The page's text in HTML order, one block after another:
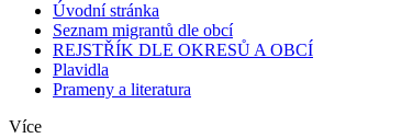
Úvodní stránka
Seznam migrantů dle obcí
REJSTŘÍK DLE OKRESŮ A OBCÍ
Plavidla
Prameny a literatura
Více